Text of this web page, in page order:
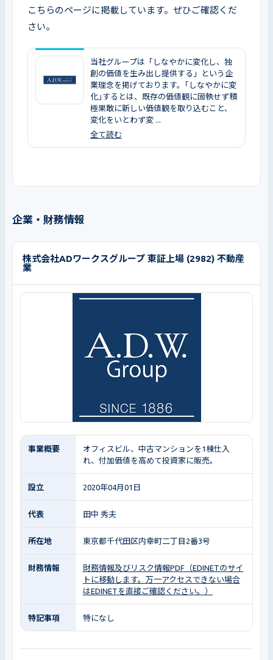
こちらのページに掲載しています。ぜひご確認くだ
さい。
当社グループは「しなやかに変化し、独
創の価値を生み出し提供する」という企
業理念を掲げております。｢しなやかに変
化｣するとは、既存の価値観に固執せず積
極果敢に新しい価値観を取り込むこと、
変化をいとわず変 ...
全て読む
企業・財務情報
株式会社ADワークスグループ 東証上場 (2982) 不動産
業
事業概要
オフィスビル、中古マンションを1棟仕入
れ、付加価値を高めて投資家に販売。
設立 2020年04月01日
代表 田中 秀夫
所在地 東京都千代田区内幸町二丁目2番3号
財務情報
財務情報及びリスク情報PDF（EDINETのサイ
トに移動します。万一アクセスできない場合
はEDINETを直接ご確認ください。）
特記事項 特になし